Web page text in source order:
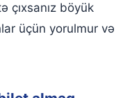
çıxsanız böyük
üçün yorulmur və